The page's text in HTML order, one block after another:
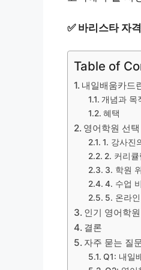
✅ 바리스타 자
Table of
내일배움카드
개념과 목
혜택
영어학원 선
1. 강사진
2. 커리
3. 학원
4. 수업
5. 온라
인기 영어학
결론
자주 묻는 질
Q1: 내일